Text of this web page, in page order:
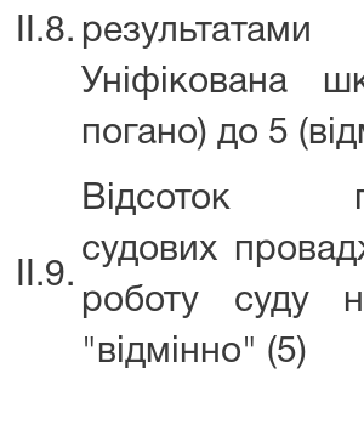
ІІ.8.
Уніфікована
погано) до 5
ІІ.9.
Відсоток
судових
роботу суду
"відмінно" (5)